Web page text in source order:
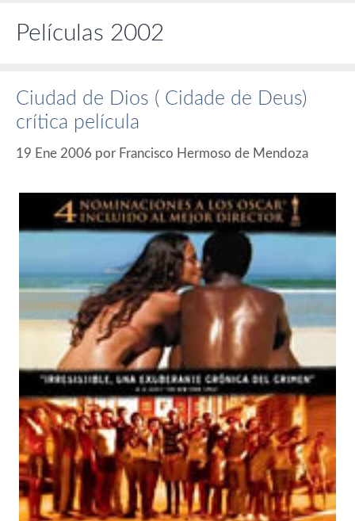
Películas 2002
Ciudad de Dios ( Cidade de Deus)
crítica película
19 Ene 2006 por Francisco Hermoso de Mendoza